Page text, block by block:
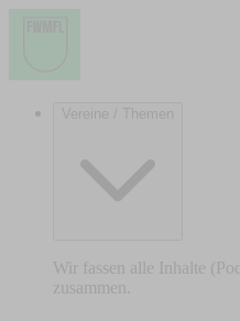
Vereine / Themen
Wir fassen alle Inhalte
zusammen.